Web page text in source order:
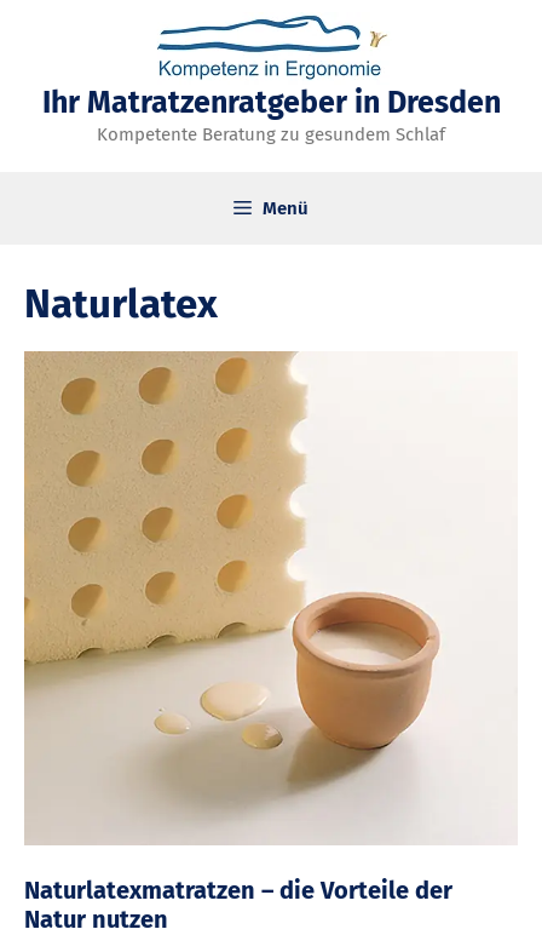
springen
Ihr Matratzenratgeber in Dresden
Kompetente Beratung zu gesundem Schlaf
Menü
Naturlatex
Naturlatexmatratzen – die Vorteile der
Natur nutzen